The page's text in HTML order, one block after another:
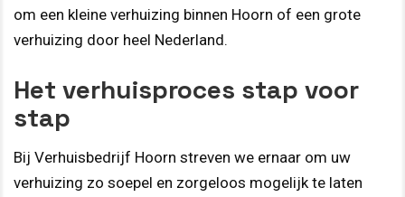
om een kleine verhuizing binnen Hoorn of een grote
verhuizing door heel Nederland.
Het verhuisproces stap voor
stap
Bij Verhuisbedrijf Hoorn streven we ernaar om uw
verhuizing zo soepel en zorgeloos mogelijk te laten